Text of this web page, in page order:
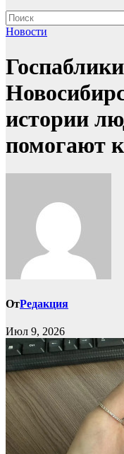
Новости
истории
помогают
ОтРедакция
Июл 9, 2026